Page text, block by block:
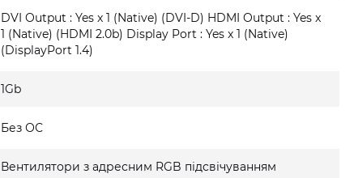
DVI Output : Yes x 1 (Native) (DVI-D) HDMI Output : Yes x
1 (Native) (HDMI 2.0b) Display Port : Yes x 1 (Native)
(DisplayPort 1.4)
1Gb
Без ОС
Вентилятори з адресним RGB підсвічуванням